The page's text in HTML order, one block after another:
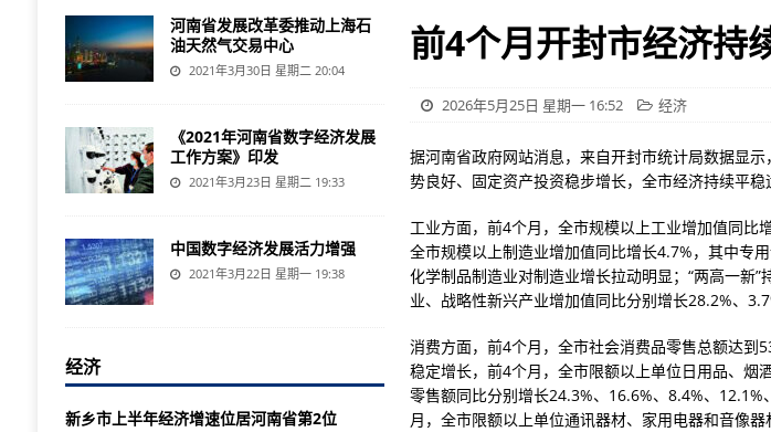
[ 2026年7月31日 ] 郑州航空港区上半年地区生产总值（GDP）同比增长13.2%
经济
[ 2026年8月6日 ] 新乡市上半年经济增速位居河南省第2位 经济
前4个月开封市经济持
2026年5月25日 星期一 16:52 经济
据河南省政府网站消息，来自开封市统计局数据显
势良好、固定资产投资稳步增长，全市经济持续平稳
工业方面，前4个月，全市规模以上工业增加值同比
全市规模以上制造业增加值同比增长4.7%，其中专
化学制品制造业对制造业增长拉动明显；“两高一新
业、战略性新兴产业增加值同比分别增长28.2%、
消费方面，前4个月，全市社会消费品零售总额达到
稳定增长，前4个月，全市限额以上单位日用品、烟
零售额同比分别增长24.3%、16.6%、8.4%、
月，全市限额以上单位通讯器材、家用电器和音像
河南省发展改革委推动上海石
油天然气交易中心
2021年3月30日 星期二 20:04
《2021年河南省数字经济发展
工作方案》印发
2021年3月23日 星期二 19:33
中国数字经济发展活力增强
2021年3月22日 星期一 19:38
经济
新乡市上半年经济增速位居河南省第2位